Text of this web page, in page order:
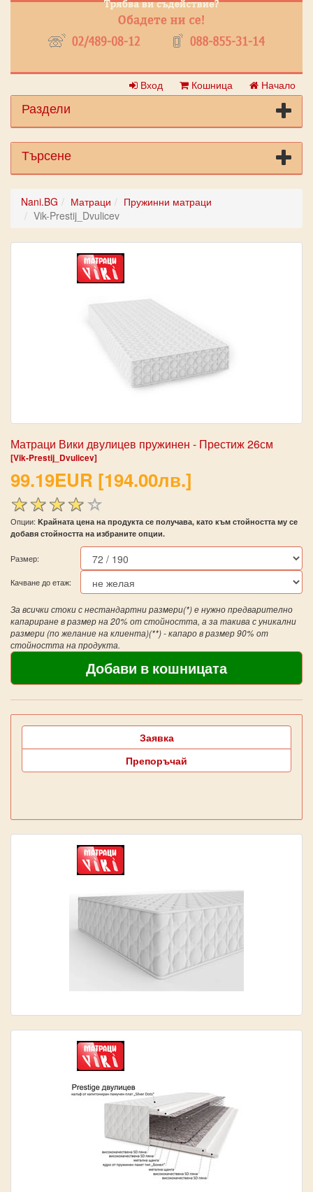
Вход Кошница Начало
Раздели
Търсене
Nani.BG Матраци
Пружинни матраци
Vik-Prestij_Dvulicev
Матраци Вики двулицев пружинен - Престиж 26см
[Vik-Prestij_Dvulicev]
99.19EUR [194.00лв.]
Опции: Kрайната цена на продукта се получава, като към стойността му се
добавя стойността на избраните опции.
Размер:
Качване до етаж:
За всички стоки с нестандартни размери(*) е нужно предварително
капариране в размер на 20% от стойността, а за такива с уникални
размери (по желание на клиента)(**) - капаро в размер 90% от
стойността на продукта.
Заявка
Препоръчай